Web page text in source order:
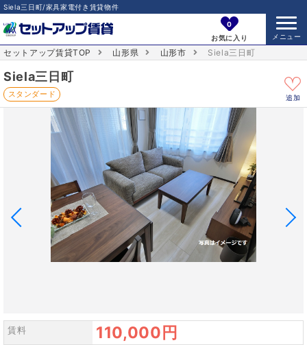
Siela三日町/家具家電付き賃貸物件
0
お気に入り
セットアップ賃貸TOP 山形県 山形市 Siela三日町
Siela三日町
スタンダード 追加
賃料 110,000円